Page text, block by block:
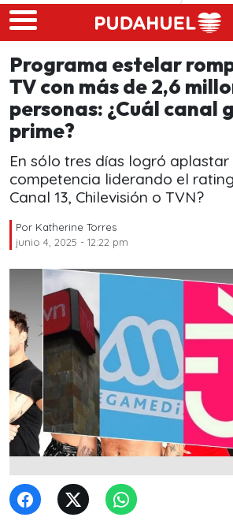
Skip to main content
Programa estelar
TV con más de 2,6
personas: ¿Cuál canal
prime?
En sólo tres días logró aplastar
competencia liderando el
Canal 13, Chilevisión o TVN?
Por Katherine Torres
junio 4, 2025 - 12:22 pm